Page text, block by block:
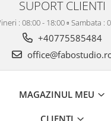
SUPORT CLIENTI
: 08:00 - 18:00 ▫️ Sambata :
+40775585484
MAGAZINUL MEU
CLIENTI